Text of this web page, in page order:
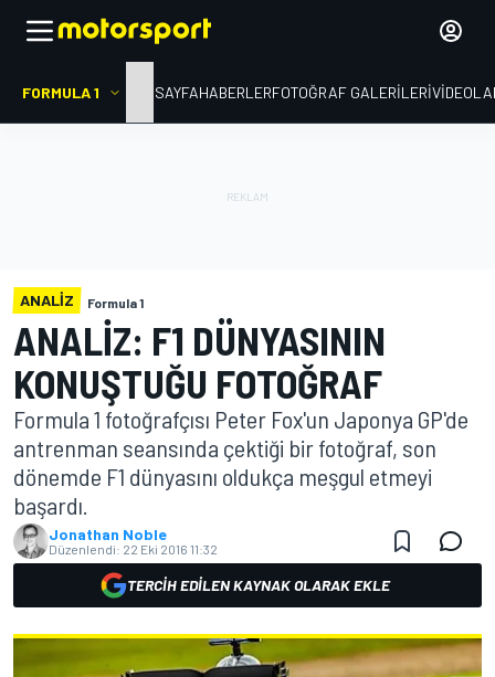
FORMULA 1 ANA SAYFAHABERLERFOTOĞRAF GALERILERI
ANALIZ Formula 1
ANALIZ: F1 DÜNYASININ
KONUŞTUĞU FOTOĞRAF
Formula 1 fotoğrafçısı Peter Fox'un Japonya GP'de
antrenman seansında çektiği bir fotoğraf, son
dönemde F1 dünyasını oldukça meşgul etmeyi
başardı.
Jonathan Noble
Düzenlendi: 22 Eki 2016 11:32
TERCIH EDILEN KAYNAK OLARAK EKLE